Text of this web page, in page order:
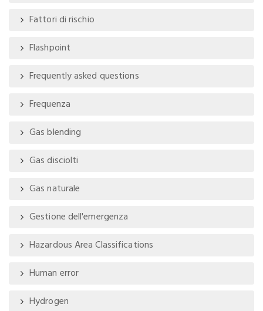
Fattori di rischio
Flashpoint
Frequently asked questions
Frequenza
Gas blending
Gas disciolti
Gas naturale
Gestione dell'emergenza
Hazardous Area Classifications
Human error
Hydrogen